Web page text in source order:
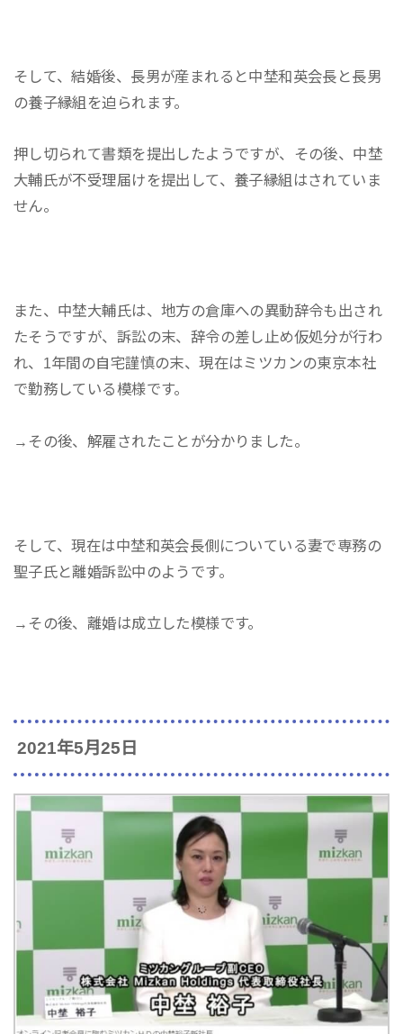
そして、結婚後、長男が産まれると中埜和英会長と長男
の養子縁組を迫られます。
押し切られて書類を提出したようですが、その後、中埜
大輔氏が不受理届けを提出して、養子縁組はされていま
せん。
また、中埜大輔氏は、地方の倉庫への異動辞令も出され
たそうですが、訴訟の末、辞令の差し止め仮処分が行わ
れ、1年間の自宅謹慎の末、現在はミツカンの東京本社
で勤務している模様です。
→その後、解雇されたことが分かりました。
そして、現在は中埜和英会長側についている妻で専務の
聖子氏と離婚訴訟中のようです。
→その後、離婚は成立した模様です。
2021年5月25日